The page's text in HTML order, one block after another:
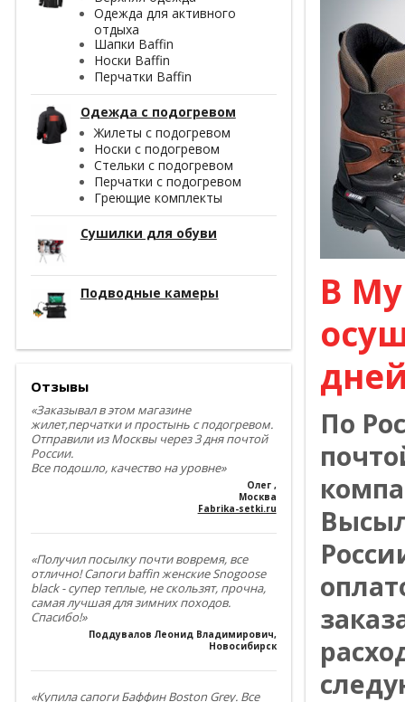
Одежда для активного
отдыха
Шапки Baffin
Носки Baffin
Перчатки Baffin
Одежда с подогревом
Жилеты с подогревом
Носки с подогревом
Стельки с подогревом
Перчатки с подогревом
Греющие комплекты
Сушилки для обуви
Подводные камеры
Отзывы
«Заказывал в этом магазине
жилет,перчатки и простынь с подогревом.
Отправили из Москвы через 3 дня почтой
России.
Все подошло, качество на уровне»
Олег ,
Москва
Fabrika-setki.ru
«Получил посылку почти вовремя, все
отлично! Сапоги baffin женские Snogoose
black - супер теплые, не скользят, прочна,
самая лучшая для зимних походов.
Спасибо!»
Поддувалов Леонид Владимирович,
Новосибирск
«Купила сапоги Баффин Boston Grey. Все
В
По